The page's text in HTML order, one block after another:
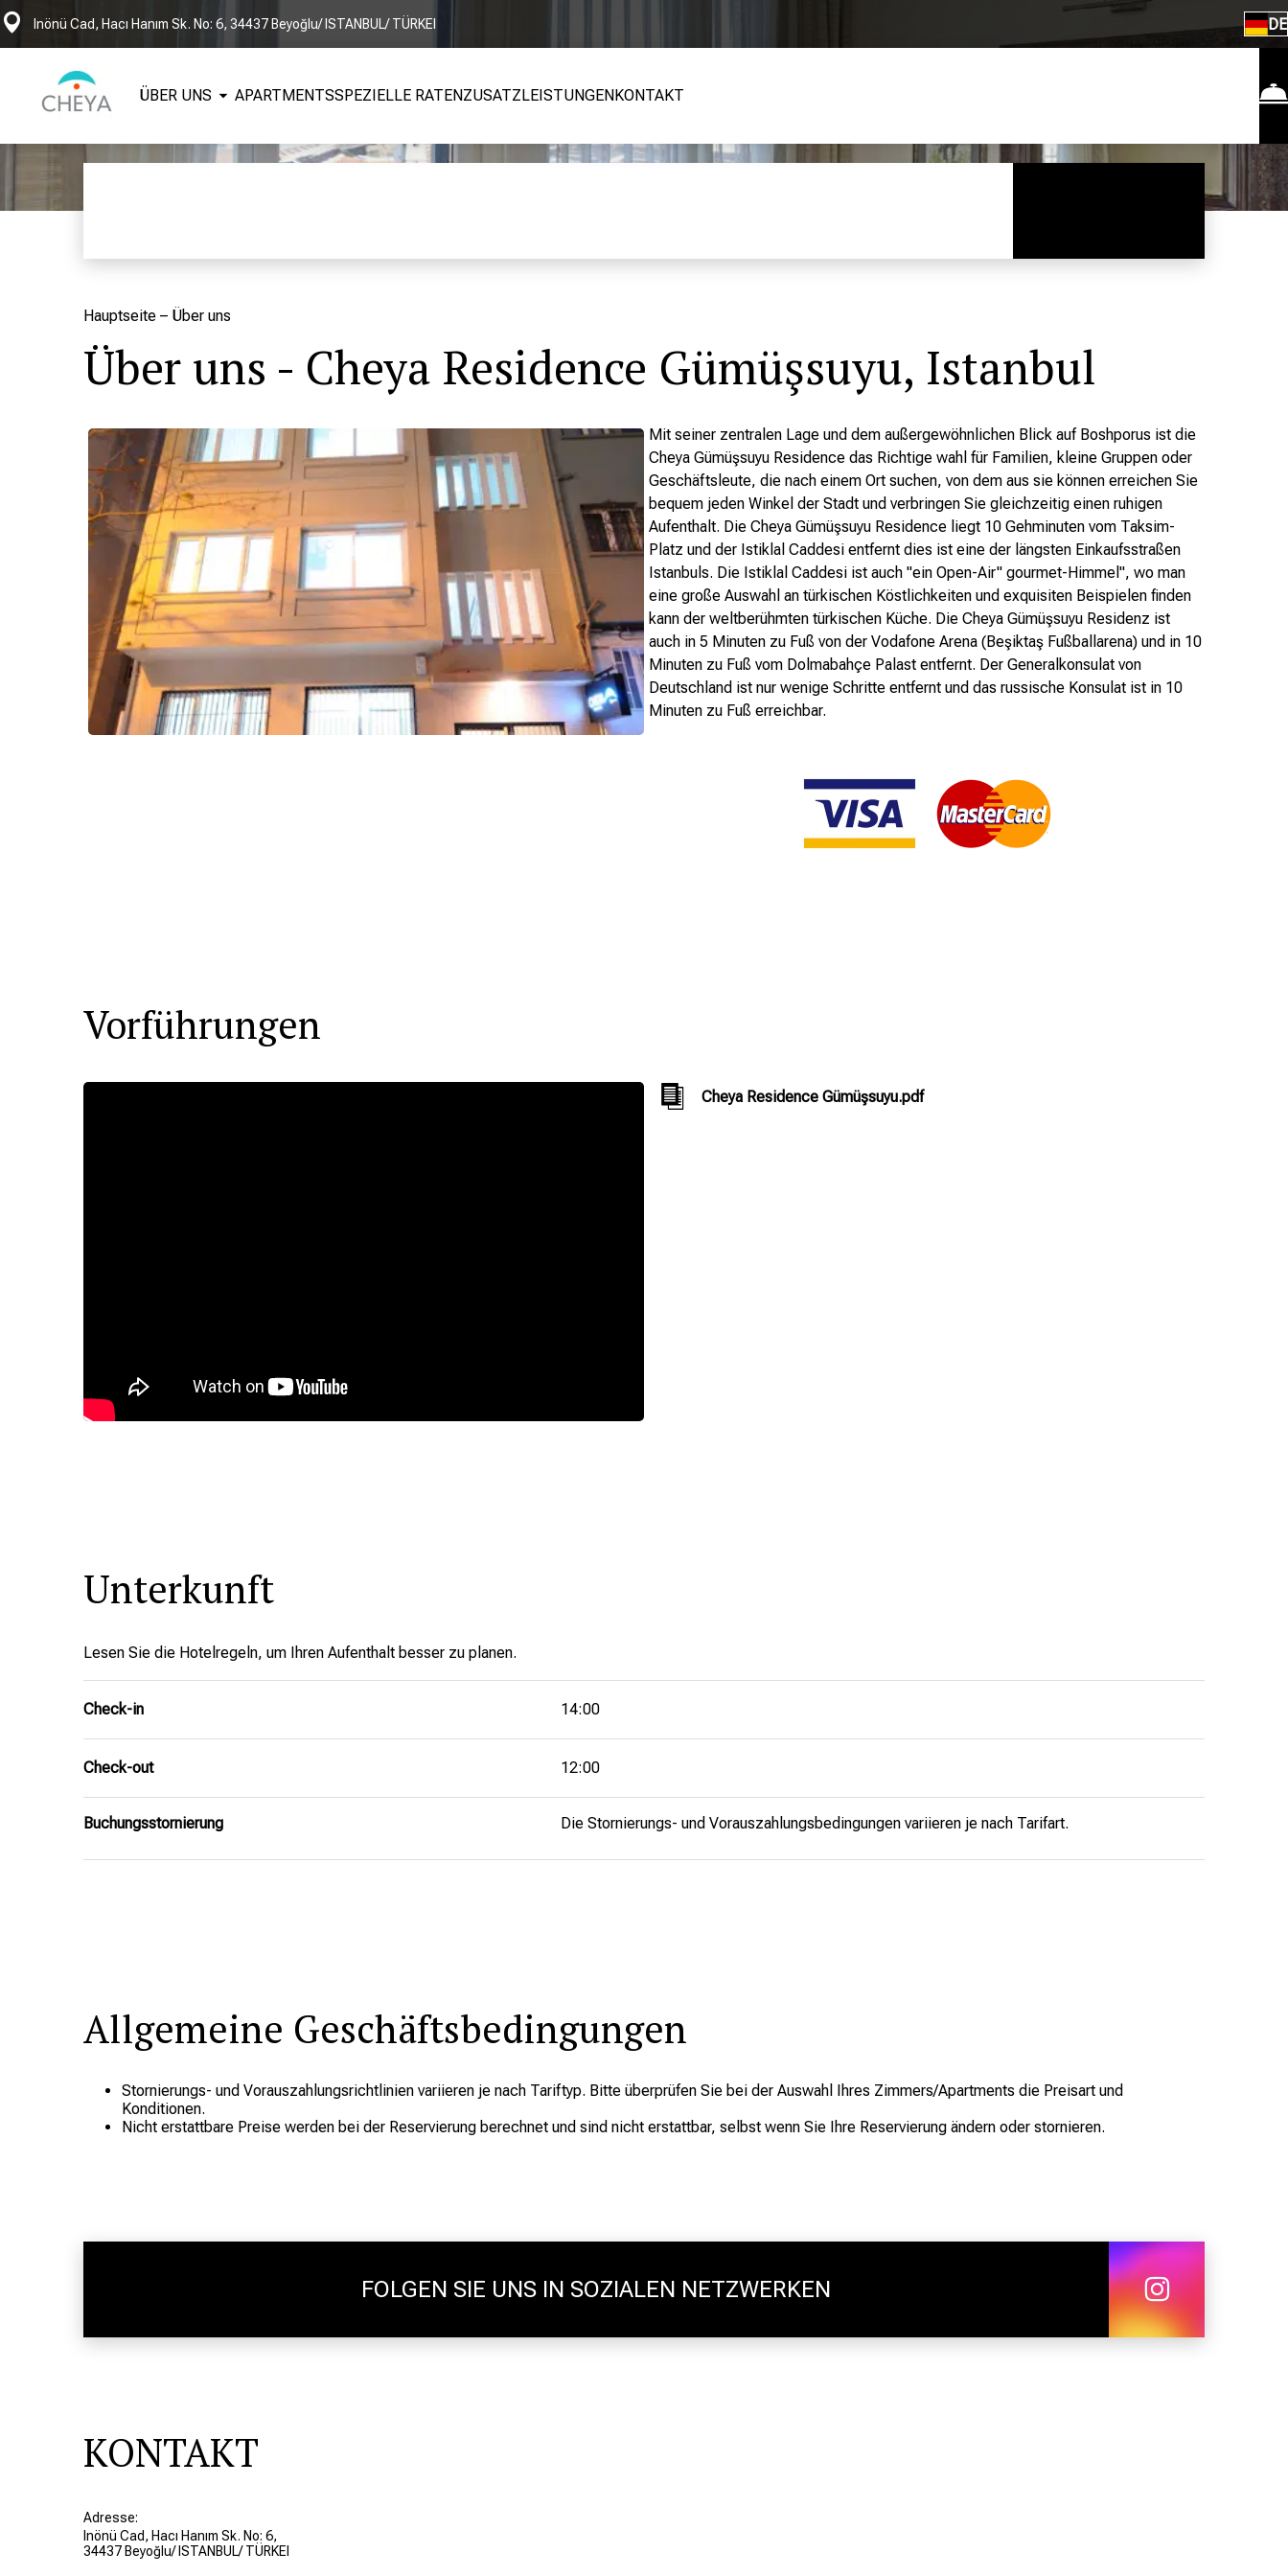
Inönü Cad, Hacı Hanım Sk. No: 6, 34437 Beyoğlu/ ISTANBUL/ TÜRKEI DE
ÜBER UNS APARTMENTSSPEZIELLE RATENZUSATZLEISTUNGENKONTAKT
Hauptseite – Über uns
Über uns - Cheya Residence Gümüşsuyu, Istanbul
Mit seiner zentralen Lage und dem außergewöhnlichen Blick auf Boshporus ist die
Cheya Gümüşsuyu Residence das Richtige wahl für Familien, kleine Gruppen oder
Geschäftsleute, die nach einem Ort suchen, von dem aus sie können erreichen Sie
bequem jeden Winkel der Stadt und verbringen Sie gleichzeitig einen ruhigen
Aufenthalt. Die Cheya Gümüşsuyu Residence liegt 10 Gehminuten vom Taksim-
Platz und der Istiklal Caddesi entfernt dies ist eine der längsten Einkaufsstraßen
Istanbuls. Die Istiklal Caddesi ist auch "ein Open-Air" gourmet-Himmel", wo man
eine große Auswahl an türkischen Köstlichkeiten und exquisiten Beispielen finden
kann der weltberühmten türkischen Küche. Die Cheya Gümüşsuyu Residenz ist
auch in 5 Minuten zu Fuß von der Vodafone Arena (Beşiktaş Fußballarena) und in 10
Minuten zu Fuß vom Dolmabahçe Palast entfernt. Der Generalkonsulat von
Deutschland ist nur wenige Schritte entfernt und das russische Konsulat ist in 10
Minuten zu Fuß erreichbar.
Vorführungen
Cheya Residence Gümüşsuyu.pdf
Unterkunft
Lesen Sie die Hotelregeln, um Ihren Aufenthalt besser zu planen.
Check-in 14:00
Check-out 12:00
Buchungsstornierung Die Stornierungs- und Vorauszahlungsbedingungen variieren je nach Tarifart.
Allgemeine Geschäftsbedingungen
Stornierungs- und Vorauszahlungsrichtlinien variieren je nach Tariftyp. Bitte überprüfen Sie bei der Auswahl Ihres Zimmers/Apartments die Preisart und
Konditionen.
Nicht erstattbare Preise werden bei der Reservierung berechnet und sind nicht erstattbar, selbst wenn Sie Ihre Reservierung ändern oder stornieren.
FOLGEN SIE UNS IN SOZIALEN NETZWERKEN
KONTAKT
Adresse:
Inönü Cad, Hacı Hanım Sk. No: 6,
34437 Beyoğlu/ ISTANBUL/ TÜRKEI